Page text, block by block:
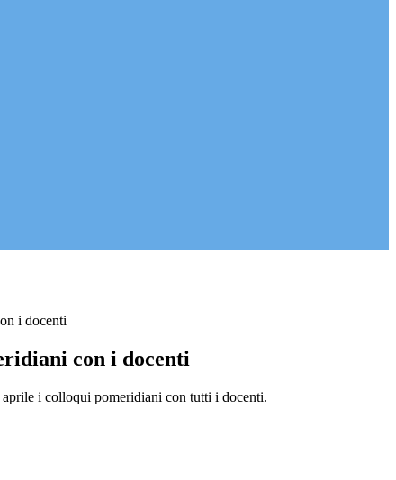
i docenti
con i docenti
aprile i colloqui pomeridiani con tutti i docenti.